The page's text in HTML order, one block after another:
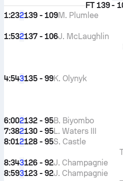
FT 139 -
1:232139 - 109M. Plumlee
1:532137 - 106J. McLaughlin
4:543135 - 99K. Olynyk
6:002132 - 95B. Biyombo
7:382130 - 95L. Waters III
8:012128 - 95S. Castle
8:343126 - 92J. Champagnie
8:593123 - 92J. Champagnie